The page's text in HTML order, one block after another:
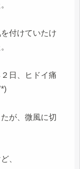
付けていたけ
日、ヒドイ痛
が、微風に切
、